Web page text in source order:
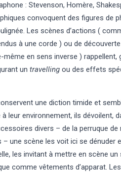
: Stevenson, Homère,
convoquent des figures de
Les scènes d’actions (
à une corde ) ou de découverte
en sens inverse ) rappellent,
un travelling ou des effets
une diction timide et
leur environnement, ils dévoilent,
divers – de la perruque de
une scène les voit ici se dénuder
les invitant à mettre en scène un
comme vêtements d’apparat.